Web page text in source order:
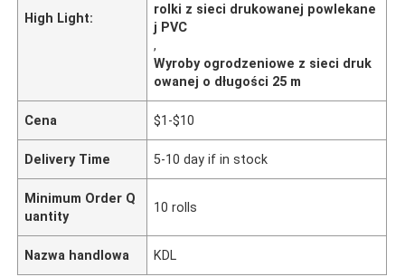
High Light:
rolki z sieci drukowanej powlekane
j PVC
,
Wyroby ogrodzeniowe z sieci druk
owanej o długości 25 m
Cena $1-$10
Delivery Time 5-10 day if in stock
Minimum Order Q
uantity
10 rolls
Nazwa handlowa KDL